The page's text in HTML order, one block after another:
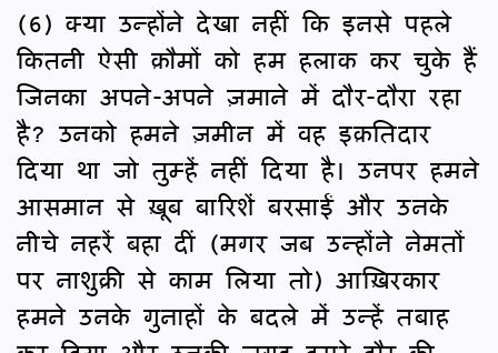
(6) क्या उन्होंने देखा नहीं कि इनसे पहले
कितनी ऐसी क़ौमों को हम हलाक कर चुके हैं
जिनका अपने-अपने ज़माने में दौर-दौरा रहा
है? उनको हमने ज़मीन में वह इक़तिदार
दिया था जो तुम्हें नहीं दिया है। उनपर हमने
आसमान से ख़ूब बारिशें बरसाईं और उनके
नीचे नहरें बहा दीं (मगर जब उन्होंने नेमतों
पर नाशुक्री से काम लिया तो) आख़िरकार
हमने उनके गुनाहों के बदले में उन्हें तबाह